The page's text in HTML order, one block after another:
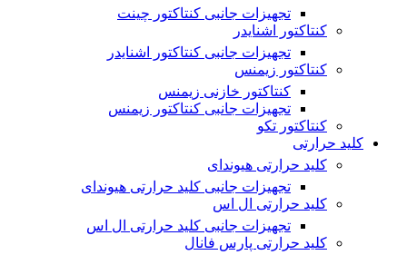
تجهیزات جانبی کنتاکتور چینت
کنتاکتور اشنایدر
تجهیزات جانبی کنتاکتور اشنایدر
کنتاکتور زیمنس
کنتاکتور خازنی زیمنس
تجهیزات جانبی کنتاکتور زیمنس
کنتاکتور تکو
کلید حرارتی
کلید حرارتی هیوندای
تجهیزات جانبی کلید حرارتی هیوندای
کلید حرارتی ال اس
تجهیزات جانبی کلید حرارتی ال اس
کلید حرارتی پارس فانال